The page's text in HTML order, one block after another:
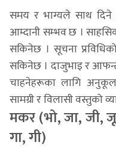
समय र भाग्यले साथ दिने
आम्दानी सम्भव छ ।
सकिनेछ । सूचना
सकिनेछ । दाजुभाइ र
चाहनेहरूका लागि अनुकूल
सामग्री र विलासी वस्तुको
मकर (भो, जा, जी,
गा, गी)